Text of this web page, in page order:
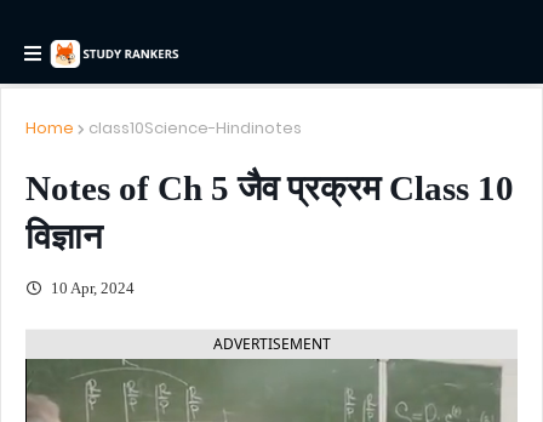
Home class10Science-Hindinotes
Notes of Ch 5 जैव प्रक्रम Class 10
विज्ञान
10 Apr, 2024
ADVERTISEMENT